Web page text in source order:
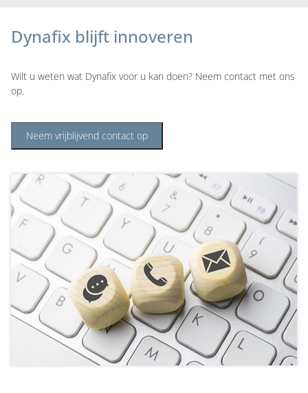
Dynafix blijft innoveren
Wilt u weten wat Dynafix voor u kan doen? Neem contact met ons
op.
Neem vrijblijvend contact op